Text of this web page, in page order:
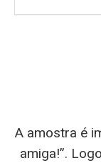
A amostra é
amiga!”.